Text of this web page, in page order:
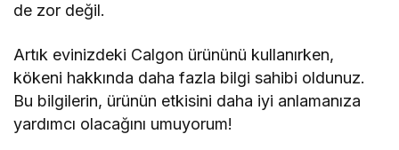
de zor değil.
Artık evinizdeki Calgon ürününü kullanırken,
kökeni hakkında daha fazla bilgi sahibi oldunuz.
Bu bilgilerin, ürünün etkisini daha iyi anlamanıza
yardımcı olacağını umuyorum!